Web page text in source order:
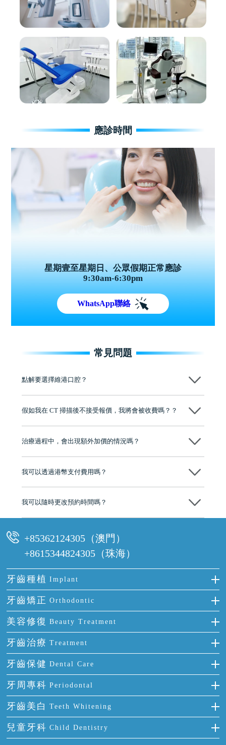
應診時間
星期壹至星期日、公眾假期正常應診
9:30am-6:30pm
WhatsApp聯絡
常見問題
點解要選擇維港口腔？
牌」、「2025香港企業領袖品牌」，是諾貝爾種植系統全球放心植牙中
至今已服務超過三十個國家和地區的顧客，受到粵港澳大灣區及周邊城
有咨詢及服務保障中心，有任何問題都可以隨時預約免費咨詢，讓人十
假如我在 CT 掃描後不接受報價，我將會被收費嗎？？
治療過程中，會出現額外加價的情況嗎？
我可以透過港幣支付費用嗎？
可以。維港口腔會按照當日匯率轉算收取費用，而匯率會及時告知客人
我可以隨時更改預約時間嗎？
+85362124305（澳門）
+8615344824305（珠海）
牙齒種植 Implant
種牙
單顆牙缺失
門牙缺失
多顆牙缺失
半口缺失
全口缺失
牙齒矯正 Orthodontic
隱形箍牙
前牙反頜
牙齒擁擠
牙齒前突
牙齒稀疏
美容修復 Beauty Treatment
全瓷牙
烤瓷牙
氟斑牙
四環素牙
活動假牙
牙貼面
牙齒治療 Treatment
補牙
智齒
根管治療
拔牙
牙痛
牙齒保健 Dental Care
正確刷牙
全國愛牙日
預防牙病
牙科通識
牙周專科 Periodontal
牙周炎
牙齦出血
牙齦炎
牙齒美白 Teeth Whitening
冷光美白
兒童牙科 Child Dentistry